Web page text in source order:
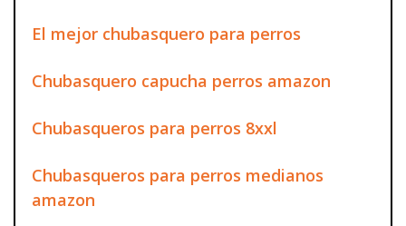
El mejor chubasquero para perros
Chubasquero capucha perros amazon
Chubasqueros para perros 8xxl
Chubasqueros para perros medianos
amazon